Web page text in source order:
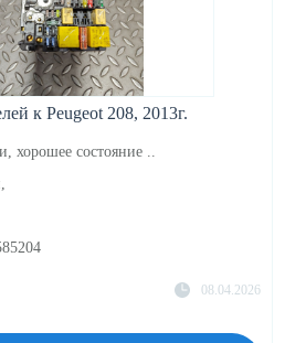
к Peugeot 208, 2013г.
хорошее состояние ..
08.04.2026